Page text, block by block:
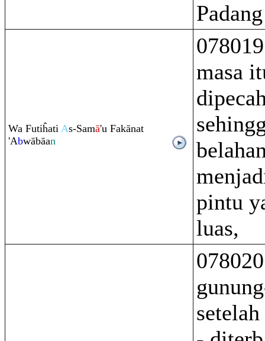
Wa Futiĥati As-Samā'u Fakānat
'Abwābāan
masa
pintu
luas,